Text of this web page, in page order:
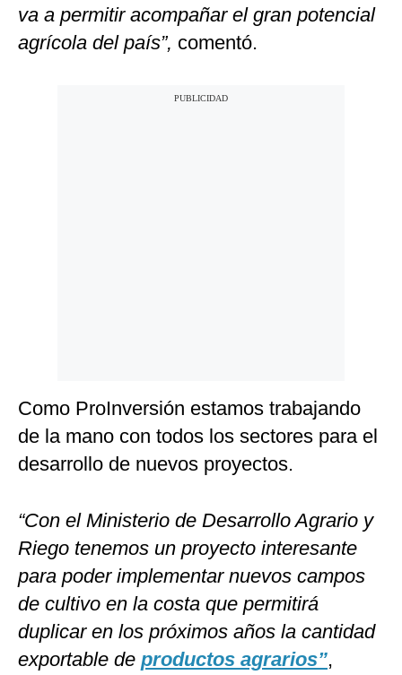
va a permitir acompañar el gran potencial
agrícola del país”, comentó.
Como ProInversión estamos trabajando
de la mano con todos los sectores para el
desarrollo de nuevos proyectos.
“Con el Ministerio de Desarrollo Agrario y
Riego tenemos un proyecto interesante
para poder implementar nuevos campos
de cultivo en la costa que permitirá
duplicar en los próximos años la cantidad
exportable de productos agrarios”,